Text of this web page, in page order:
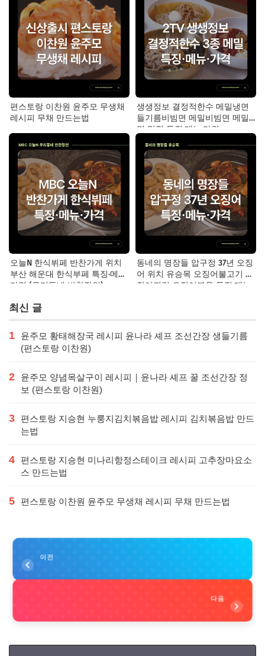
편스토랑 이찬원 윤주모 무생채
레시피 무채 만드는법
생생정보 결정적한수 메밀냉면
들기름비빔면 메밀비빔면 메밀
면 맛집 특징·메뉴·가격
오늘N 한식뷔페 반찬가게 위치
부산 해운대 한식부페 특징·메뉴·
가격 (우리동네 반찬장인)
동네의 명장들 압구정 37년 오징
어 위치 유승목 오징어불고기 오
징어튀김 오징어볶음 특징·메뉴·
최신 글
1
윤주모 황태해장국 레시피 윤나라 셰프 조선간장 생들기름
(편스토랑 이찬원)
2
윤주모 양념목살구이 레시피｜윤나라 셰프 꿀 조선간장 정
보 (편스토랑 이찬원)
3
편스토랑 지승현 누룽지김치볶음밥 레시피 김치볶음밥 만드
는법
4
편스토랑 지승현 미나리항정스테이크 레시피 고추장마요소
스 만드는법
5 편스토랑 이찬원 윤주모 무생채 레시피 무채 만드는법
이전
다음